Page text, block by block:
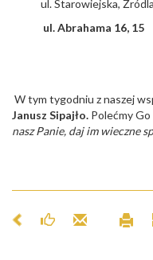
ul. Starowiejska,
ul. Abrahama 16, 15
W tym tygodniu z naszej
Janusz Sipajło. Polećmy
nasz Panie, daj im wieczne